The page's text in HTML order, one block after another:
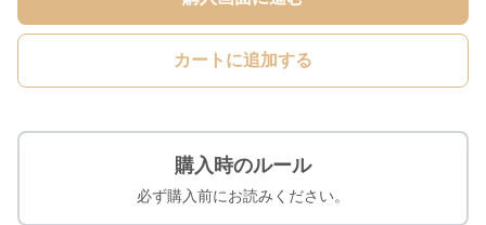
カートに追加する
購入時のルール
必ず購入前にお読みください。